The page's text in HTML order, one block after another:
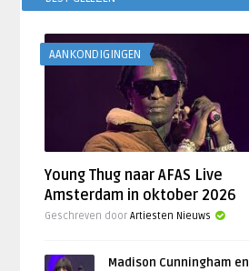
AANKONDIGINGEN
Young Thug naar AFAS Live
Amsterdam in oktober 2026
Geschreven doorArtiesten Nieuws
Madison Cunningham en